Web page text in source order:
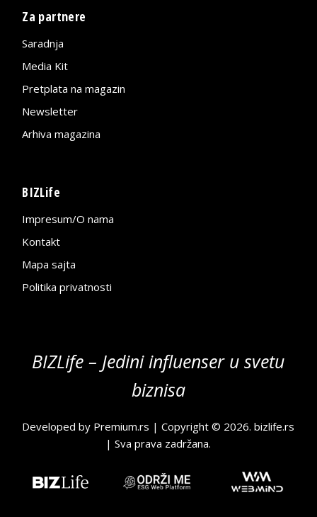
Za partnere
Saradnja
Media Kit
Pretplata na magazin
Newsletter
Arhiva magazina
BIZLife
Impresum/O nama
Kontakt
Mapa sajta
Politika privatnosti
BIZLife – Jedini influenser u svetu
biznisa
Developed by Premium.rs | Copyright © 2026.bizlife.rs
| Sva prava zadržana.